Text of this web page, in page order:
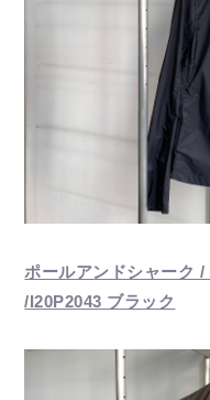
ポールアンドシャーク
/I20P2043 ブラック